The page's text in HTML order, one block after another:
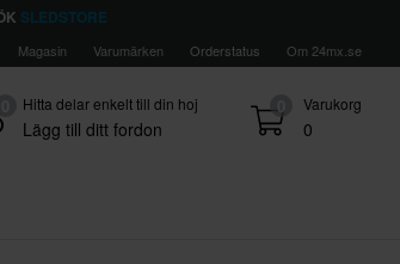
SLEDSTORE
Magasin Varumärken Orderstatus Om 24mx.se
0 Varukorg
0
Hitta delar enkelt till din hoj
Lägg till ditt fordon